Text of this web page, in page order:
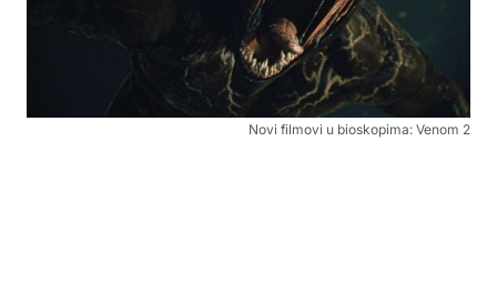
Novi filmovi u bioskopima: Venom 2